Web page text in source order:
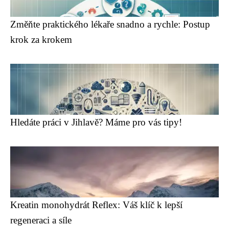
Změňte praktického lékaře snadno a rychle: Postup
krok za krokem
Hledáte práci v Jihlavě? Máme pro vás tipy!
Kreatin monohydrát Reflex: Váš klíč k lepší
regeneraci a síle